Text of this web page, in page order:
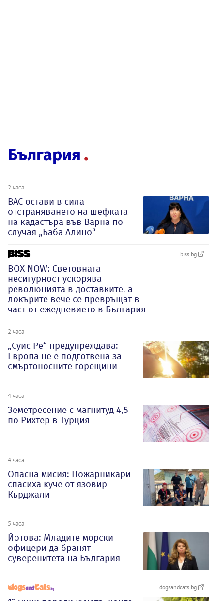
България
2 часа
ВАС остави в сила
отстраняването на шефката
на кадастъра във Варна по
случая „Баба Алино“
biss.bg
BOX NOW: Световната
несигурност ускорява
революцията в доставките, а
локърите вече се превръщат в
част от ежедневието в България
2 часа
„Суис Ре“ предупреждава:
Европа не е подготвена за
смъртоносните горещини
4 часа
Земетресение с магнитуд 4,5
по Рихтер в Турция
4 часа
Опасна мисия: Пожарникари
спасиха куче от язовир
Кърджали
5 часа
Йотова: Младите морски
офицери да бранят
суверенитета на България
dogsandcats.bg